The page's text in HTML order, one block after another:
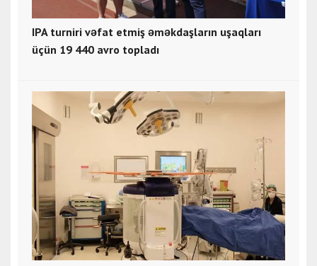
IPA turniri vəfat etmiş əməkdaşların uşaqları
üçün 19 440 avro topladı